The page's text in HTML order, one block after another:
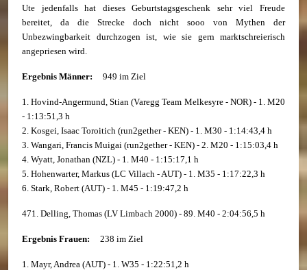
Ute jedenfalls hat dieses Geburtstagsgeschenk sehr viel Freude
bereitet, da die Strecke doch nicht sooo von Mythen der
Unbezwingbarkeit durchzogen ist, wie sie gern marktschreierisch
angepriesen wird.
Ergebnis Männer: 949 im Ziel
1. Hovind-Angermund, Stian (Varegg Team Melkesyre - NOR) - 1. M20
- 1:13:51,3 h
2. Kosgei, Isaac Toroitich (run2gether - KEN) - 1. M30 - 1:14:43,4 h
3. Wangari, Francis Muigai (run2gether - KEN) - 2. M20 - 1:15:03,4 h
4. Wyatt, Jonathan (NZL) - 1. M40 - 1:15:17,1 h
5. Hohenwarter, Markus (LC Villach - AUT) - 1. M35 - 1:17:22,3 h
6. Stark, Robert (AUT) - 1. M45 - 1:19:47,2 h
471. Delling, Thomas (LV Limbach 2000) - 89. M40 - 2:04:56,5 h
Ergebnis Frauen: 238 im Ziel
1. Mayr, Andrea (AUT) - 1. W35 - 1:22:51,2 h